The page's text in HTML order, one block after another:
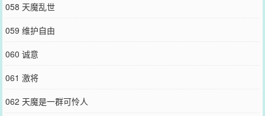
058 天魔乱世
059 维护自由
060 诚意
061 激将
062 天魔是一群可怜人